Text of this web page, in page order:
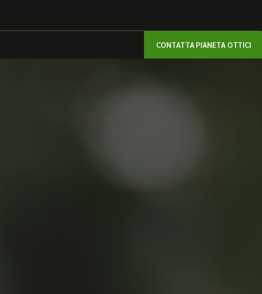
CONTATTA PIANETA OTTICI